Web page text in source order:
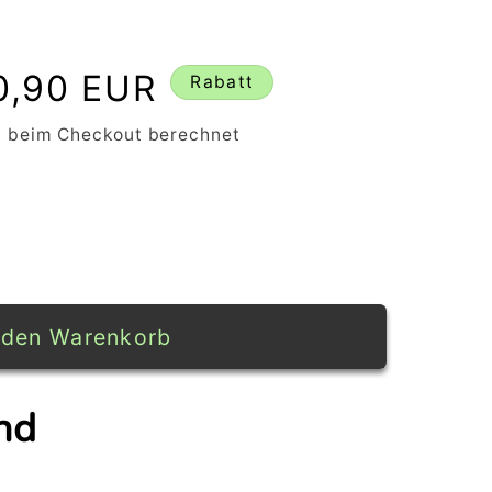
EUR Rabatt
beim Checkout berechnet
Warenkorb